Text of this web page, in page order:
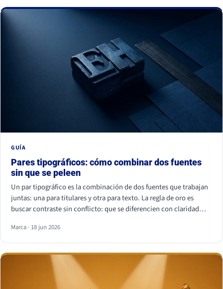
La buena noticia: todos se corrigen con criterio, no con
presupuesto.
GUÍA
Pares tipográficos: cómo combinar dos fuentes
sin que se peleen
Un par tipográfico es la combinación de dos fuentes que trabajan
juntas: una para titulares y otra para texto. La regla de oro es
buscar contraste sin conflicto: que se diferencien con claridad
combinación más segura es serif para titular y sans serif para
texto, o al revés. Lo que nunca funciona es juntar dos fuentes
parecidas pero no iguales: el ojo nota el choque aunque no sepa
Marca · 18 jun 2026